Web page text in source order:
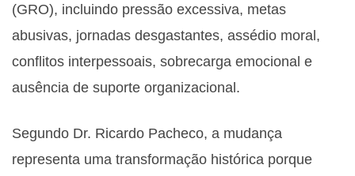
(GRO), incluindo pressão excessiva, metas
abusivas, jornadas desgastantes, assédio moral,
conflitos interpessoais, sobrecarga emocional e
ausência de suporte organizacional.
Segundo Dr. Ricardo Pacheco, a mudança
representa uma transformação histórica porque